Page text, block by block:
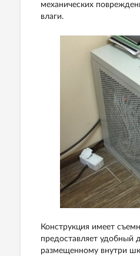
механических
влаги.
Конструкция имеет
предоставляет удобный
размещенному внутри